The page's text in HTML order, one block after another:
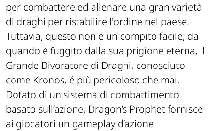
per combattere ed allenare una gran varietà
di draghi per ristabilire l'ordine nel paese.
Tuttavia, questo non é un compito facile; da
quando é fuggito dalla sua prigione eterna, il
Grande Divoratore di Draghi, conosciuto
come Kronos, é più pericoloso che mai.
Dotato di un sistema di combattimento
basato sull’azione, Dragon’s Prophet fornisce
ai giocatori un gameplay d’azione